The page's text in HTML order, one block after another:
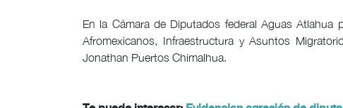
En la Cámara de Diputados federal Aguas
Afromexicanos, Infraestructura y Asuntos
Jonathan Puertos Chimalhua.